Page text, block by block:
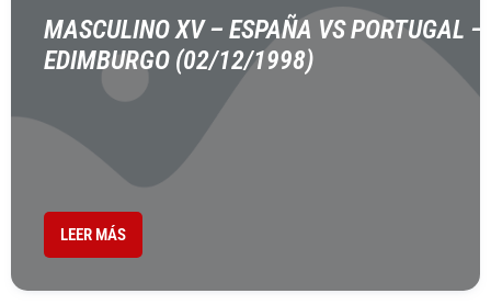
MASCULINO XV – ESPAÑA VS PORTUGAL –
EDIMBURGO (02/12/1998)
LEER MÁS